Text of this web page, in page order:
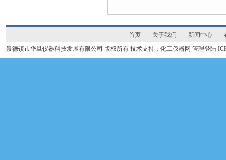
首页 关于我们 新闻中心
景德镇市华旦仪器科技发展有限公司 版权所有 技术支持：化工仪器网 管理登陆